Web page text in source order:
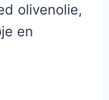
olivenolie,
en